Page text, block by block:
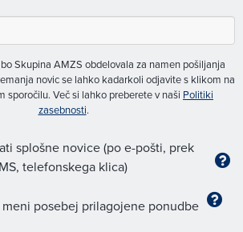
Skupina AMZS obdelovala za namen pošiljanja
novic se lahko kadarkoli odjavite s klikom na
sporočilu. Več si lahko preberete v naši Politiki
zasebnosti.
splošne novice (po e-pošti, prek
telefonskega klica)
posebej prilagojene ponudbe